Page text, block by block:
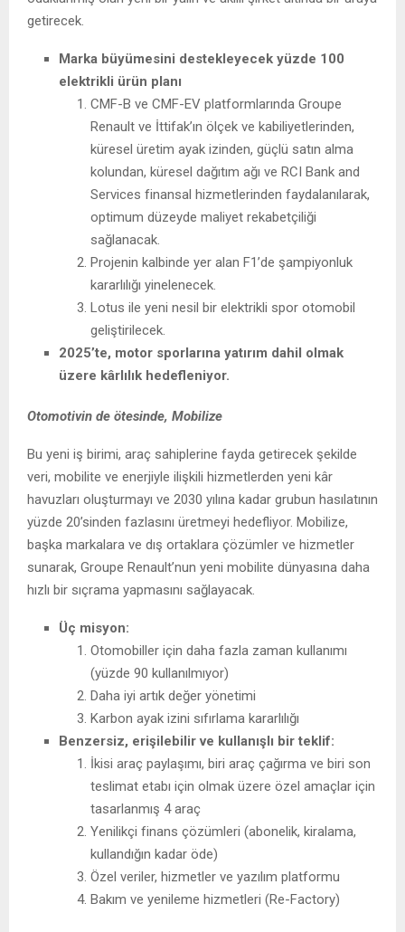
getirecek.
Marka büyümesini destekleyecek yüzde 100
elektrikli ürün planı
CMF-B ve CMF-EV platformlarında Groupe
Renault ve İttifak’ın ölçek ve kabiliyetlerinden,
küresel üretim ayak izinden, güçlü satın alma
kolundan, küresel dağıtım ağı ve RCI Bank and
Services finansal hizmetlerinden faydalanılarak,
optimum düzeyde maliyet rekabetçiliği
sağlanacak.
Projenin kalbinde yer alan F1’de şampiyonluk
kararlılığı yinelenecek.
Lotus ile yeni nesil bir elektrikli spor otomobil
geliştirilecek.
2025’te, motor sporlarına yatırım dahil olmak
üzere kârlılık hedefleniyor.
Otomotivin de ötesinde, Mobilize
Bu yeni iş birimi, araç sahiplerine fayda getirecek şekilde
veri, mobilite ve enerjiyle ilişkili hizmetlerden yeni kâr
havuzları oluşturmayı ve 2030 yılına kadar grubun hasılatının
yüzde 20’sinden fazlasını üretmeyi hedefliyor. Mobilize,
başka markalara ve dış ortaklara çözümler ve hizmetler
sunarak, Groupe Renault’nun yeni mobilite dünyasına daha
hızlı bir sıçrama yapmasını sağlayacak.
Üç misyon:
Otomobiller için daha fazla zaman kullanımı
(yüzde 90 kullanılmıyor)
Daha iyi artık değer yönetimi
Karbon ayak izini sıfırlama kararlılığı
Benzersiz, erişilebilir ve kullanışlı bir teklif:
İkisi araç paylaşımı, biri araç çağırma ve biri son
teslimat etabı için olmak üzere özel amaçlar için
tasarlanmış 4 araç
Yenilikçi finans çözümleri (abonelik, kiralama,
kullandığın kadar öde)
Özel veriler, hizmetler ve yazılım platformu
Bakım ve yenileme hizmetleri (Re-Factory)